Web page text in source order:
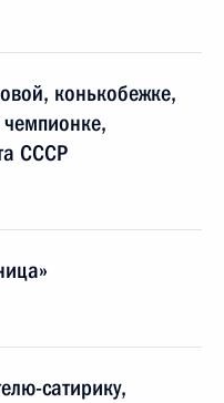
конькобежке,
СССР
сатирику,